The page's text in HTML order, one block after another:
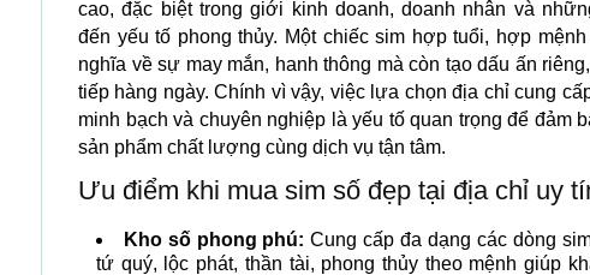
cao, đặc biệt trong giới kinh doanh, doanh nhân và
đến yếu tố phong thủy. Một chiếc sim hợp tuổi, hợp
nghĩa về sự may mắn, hanh thông mà còn tạo dấu ấn
tiếp hàng ngày. Chính vì vậy, việc lựa chọn địa chỉ cung
minh bạch và chuyên nghiệp là yếu tố quan trọng để đảm
sản phẩm chất lượng cùng dịch vụ tận tâm.
Ưu điểm khi mua sim số đẹp tại địa chỉ uy
Kho số phong phú: Cung cấp đa dạng các dòng
tứ quý, lộc phát, thần tài, phong thủy theo mệnh giúp